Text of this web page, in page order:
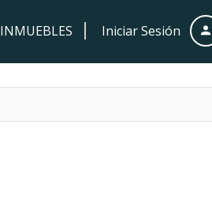
Iniciar Sesión
INMUEBLES